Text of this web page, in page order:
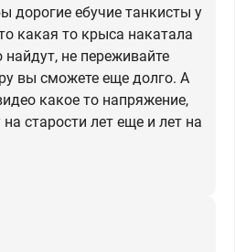
дорогие ебучие танкисты у
какая то крыса накатала
найдут, не переживайте
вы сможете еще долго. А
какое то напряжение,
старости лет еще и лет на